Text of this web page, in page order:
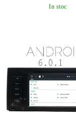
In stoc